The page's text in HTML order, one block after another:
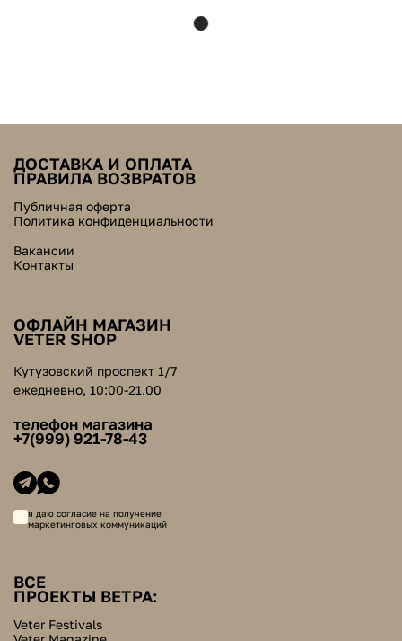
ДОСТАВКА И ОПЛАТА
ПРАВИЛА ВОЗВРАТОВ
Публичная оферта
Политика конфиденциальности
Вакансии
Контакты
ОФЛАЙН МАГАЗИН
VETER SHOP
Кутузовский проспект 1/7
ежедневно, 10:00-21.00
телефон магазина
+7(999) 921-78-43
я даю согласие на получение
маркетинговых коммуникаций
ВСЕ
ПРОЕКТЫ ВЕТРА:
Veter Festivals